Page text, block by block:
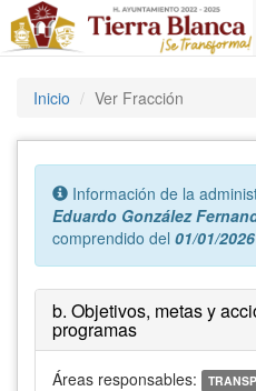
Inicio Ver Fracción
Error:
Información de la
Eduardo González
comprendido del 01/01/2026
b. Objetivos, metas y
programas
Áreas responsables: